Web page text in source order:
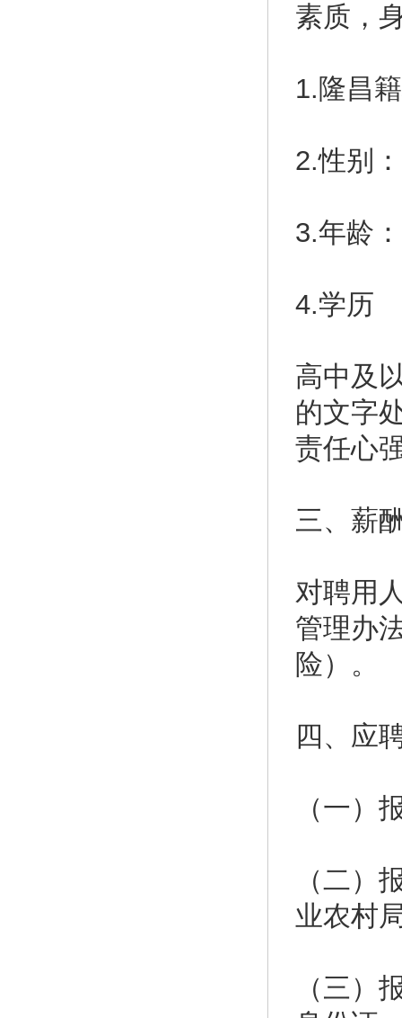
素质，
1.隆昌
2.性别
3.年龄
4.学历
高中及
的文字
责任心
三、薪
对聘用
管理办
险）。
四、应
（一）
（二）
业农村
（三）